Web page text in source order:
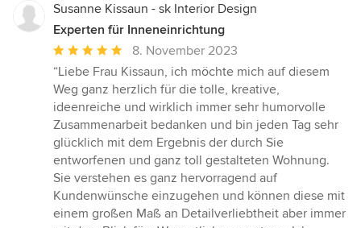
Susanne Kissaun - sk Interior Design
Experten für Inneneinrichtung
Durchschnittliche
Bewertung:
5
von
5
Sternen
8. November 2023
“Liebe Frau Kissaun, ich möchte mich auf diesem
Weg ganz herzlich für die tolle, kreative,
ideenreiche und wirklich immer sehr humorvolle
Zusammenarbeit bedanken und bin jeden Tag sehr
glücklich mit dem Ergebnis der durch Sie
entworfenen und ganz toll gestalteten Wohnung.
Sie verstehen es ganz hervorragend auf
Kundenwünsche einzugehen und können diese mit
einem großen Maß an Detailverliebtheit aber immer